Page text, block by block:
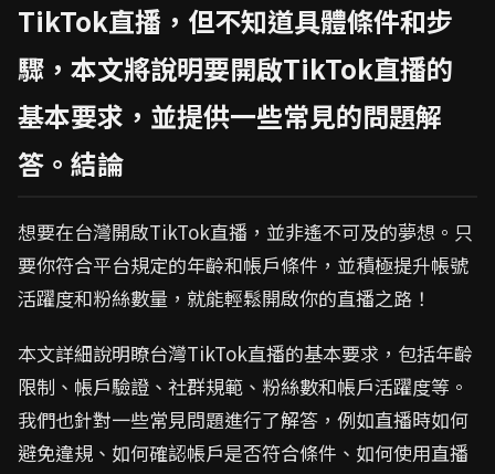
TikTok直播，但不知道具體條件和步
驟，本文將說明要開啟TikTok直播的
基本要求，並提供一些常見的問題解
答。結論
想要在台灣開啟TikTok直播，並非遙不可及的夢想。只
要你符合平台規定的年齡和帳戶條件，並積極提升帳號
活躍度和粉絲數量，就能輕鬆開啟你的直播之路！
本文詳細說明瞭台灣TikTok直播的基本要求，包括年齡
限制、帳戶驗證、社群規範、粉絲數和帳戶活躍度等。
我們也針對一些常見問題進行了解答，例如直播時如何
避免違規、如何確認帳戶是否符合條件、如何使用直播